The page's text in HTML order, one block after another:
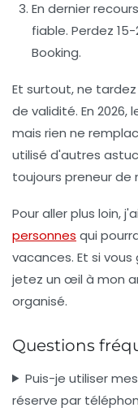
En dernier
fiable. Perdez
Booking.
Et surtout,ne
de validité. En
mais rien ne
utilisé d'autres
toujours preneur de
Pour aller plus loin,
personnes qui
vacances. Et si
jetez un œil à mon
organisé.
Questions
Puis-je utiliser
réserve par